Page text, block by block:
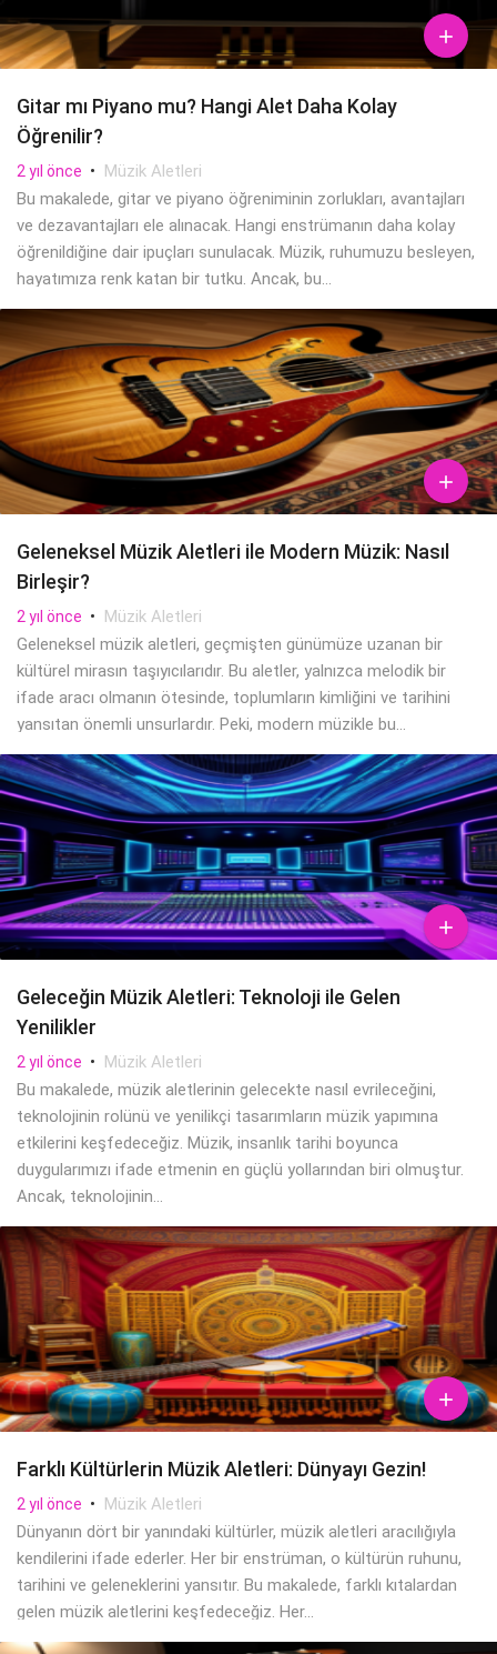

Gitar mı Piyano mu? Hangi Alet Daha Kolay
Öğrenilir?
2 yıl önce • Müzik Aletleri
Bu makalede, gitar ve piyano öğreniminin zorlukları, avantajları
ve dezavantajları ele alınacak. Hangi enstrümanın daha kolay
öğrenildiğine dair ipuçları sunulacak. Müzik, ruhumuzu besleyen,
hayatımıza renk katan bir tutku. Ancak, bu...

Geleneksel Müzik Aletleri ile Modern Müzik: Nasıl
Birleşir?
2 yıl önce • Müzik Aletleri
Geleneksel müzik aletleri, geçmişten günümüze uzanan bir
kültürel mirasın taşıyıcılarıdır. Bu aletler, yalnızca melodik bir
ifade aracı olmanın ötesinde, toplumların kimliğini ve tarihini
yansıtan önemli unsurlardır. Peki, modern müzikle bu...

Geleceğin Müzik Aletleri: Teknoloji ile Gelen
Yenilikler
2 yıl önce • Müzik Aletleri
Bu makalede, müzik aletlerinin gelecekte nasıl evrileceğini,
teknolojinin rolünü ve yenilikçi tasarımların müzik yapımına
etkilerini keşfedeceğiz. Müzik, insanlık tarihi boyunca
duygularımızı ifade etmenin en güçlü yollarından biri olmuştur.
Ancak, teknolojinin...

Farklı Kültürlerin Müzik Aletleri: Dünyayı Gezin!
2 yıl önce • Müzik Aletleri
Dünyanın dört bir yanındaki kültürler, müzik aletleri aracılığıyla
kendilerini ifade ederler. Her bir enstrüman, o kültürün ruhunu,
tarihini ve geleneklerini yansıtır. Bu makalede, farklı kıtalardan
gelen müzik aletlerini keşfedeceğiz. Her...